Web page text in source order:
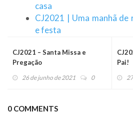
casa
CJ2021 | Uma manhã
e festa
CJ2021 – Santa Missa e
Pregação
26 de junho de 2021 0
Pai!
0 COMMENTS